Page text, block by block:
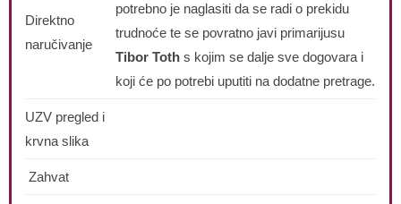
Direktno
naručivanje
potrebno je naglasiti da se radi o prekidu
trudnoće te se povratno javi primarijusu
Tibor Toth s kojim se dalje sve dogovara i
koji će po potrebi uputiti na dodatne pretrage.
UZV pregled i
krvna slika
Zahvat